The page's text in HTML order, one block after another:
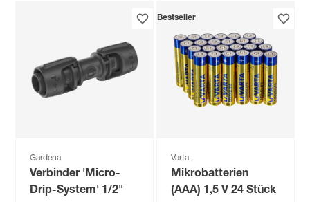
Gardena
Verbinder 'Micro-
Drip-System' 1/2"
Bestseller
Varta
Mikrobatterien
(AAA) 1,5 V 24 Stück